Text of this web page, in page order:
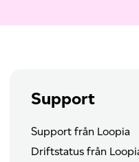
Support
Support från Loopia
Driftstatus från